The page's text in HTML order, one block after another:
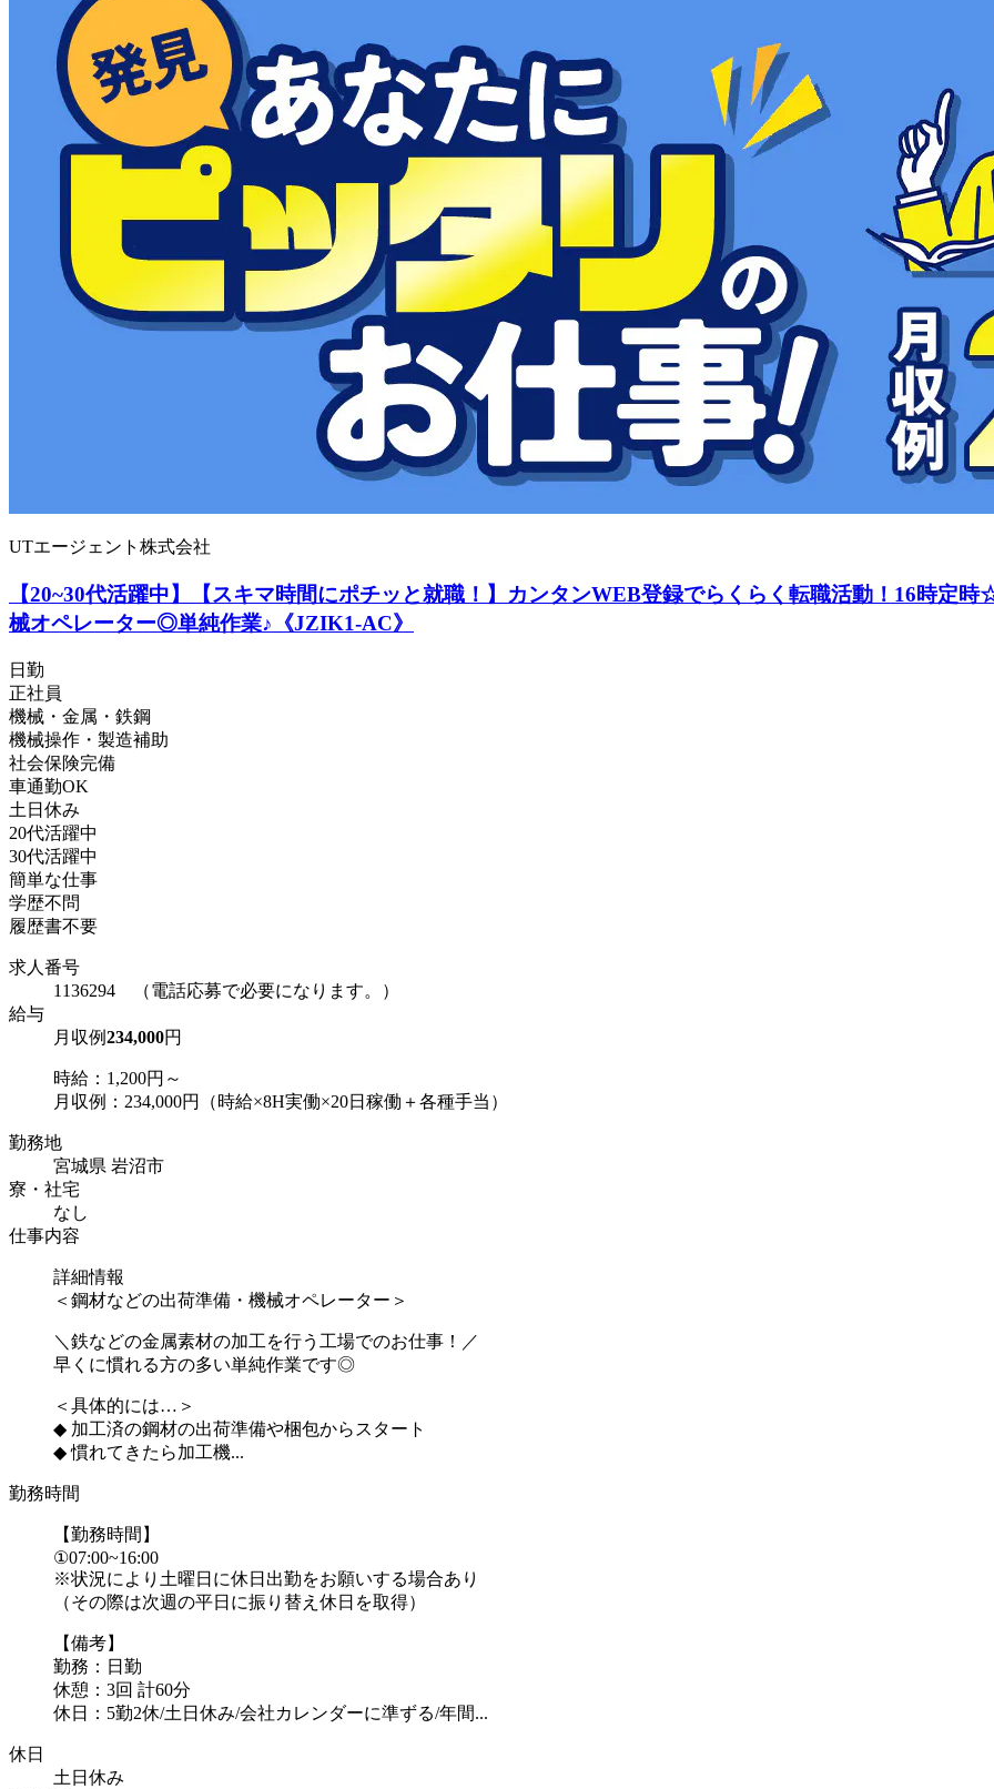
UTエージェント株式会社
【20~30代活躍中】【スキマ時間にポチッと就職！】カンタンWEB登録でらくらく転職活動！16時定
械オペレーター◎単純作業♪《JZIK1-AC》
日勤
正社員
機械・金属・鉄鋼
機械操作・製造補助
社会保険完備
車通勤OK
土日休み
20代活躍中
30代活躍中
簡単な仕事
学歴不問
履歴書不要
求人番号
1136294 （電話応募で必要になります。）
給与
月収例234,000円
時給：1,200円～
月収例：234,000円（時給×8H実働×20日稼働＋各種手当）
勤務地
宮城県 岩沼市
寮・社宅
なし
仕事内容
詳細情報
＜鋼材などの出荷準備・機械オペレーター＞
＼鉄などの金属素材の加工を行う工場でのお仕事！／
早くに慣れる方の多い単純作業です◎
＜具体的には…＞
◆ 加工済の鋼材の出荷準備や梱包からスタート
◆ 慣れてきたら加工機...
勤務時間
【勤務時間】
①07:00~16:00
※状況により土曜日に休日出勤をお願いする場合あり
（その際は次週の平日に振り替え休日を取得）
【備考】
勤務：日勤
休憩：3回 計60分
休日：5勤2休/土日休み/会社カレンダーに準ずる/年間...
休日
土日休み